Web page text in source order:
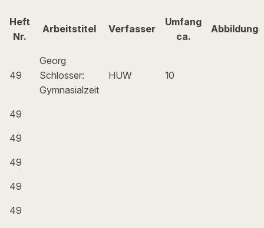
Heft
Nr.
Arbeitstitel Verfasser
Umfang
ca.
49
Georg
Schlosser:
Gymnasialzeit
HUW 10
49
49
49
49
49